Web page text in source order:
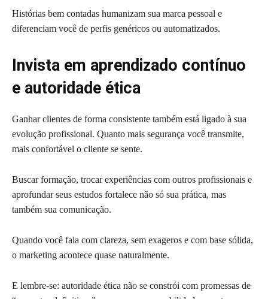
Histórias bem contadas humanizam sua marca pessoal e
diferenciam você de perfis genéricos ou automatizados.
Invista em aprendizado contínuo
e autoridade ética
Ganhar clientes de forma consistente também está ligado à sua
evolução profissional. Quanto mais segurança você transmite,
mais confortável o cliente se sente.
Buscar formação, trocar experiências com outros profissionais e
aprofundar seus estudos fortalece não só sua prática, mas
também sua comunicação.
Quando você fala com clareza, sem exageros e com base sólida,
o marketing acontece quase naturalmente.
E lembre-se: autoridade ética não se constrói com promessas de